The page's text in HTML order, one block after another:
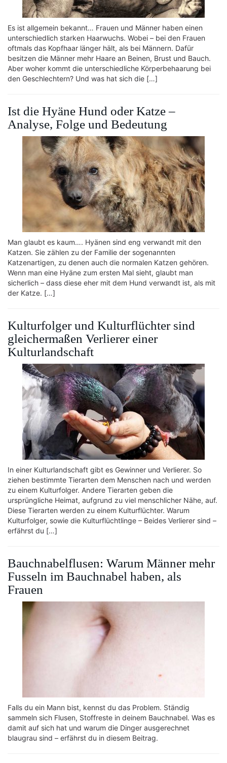
Es ist allgemein bekannt… Frauen und Männer haben einen
unterschiedlich starken Haarwuchs. Wobei – bei den Frauen
oftmals das Kopfhaar länger hält, als bei Männern. Dafür
besitzen die Männer mehr Haare an Beinen, Brust und Bauch.
Aber woher kommt die unterschiedliche Körperbehaarung bei
den Geschlechtern? Und was hat sich die […]
Ist die Hyäne Hund oder Katze –
Analyse, Folge und Bedeutung
Man glaubt es kaum…. Hyänen sind eng verwandt mit den
Katzen. Sie zählen zu der Familie der sogenannten
Katzenartigen, zu denen auch die normalen Katzen gehören.
Wenn man eine Hyäne zum ersten Mal sieht, glaubt man
sicherlich – dass diese eher mit dem Hund verwandt ist, als mit
der Katze. […]
Kulturfolger und Kulturflüchter sind
gleichermaßen Verlierer einer
Kulturlandschaft
In einer Kulturlandschaft gibt es Gewinner und Verlierer. So
ziehen bestimmte Tierarten dem Menschen nach und werden
zu einem Kulturfolger. Andere Tierarten geben die
ursprüngliche Heimat, aufgrund zu viel menschlicher Nähe, auf.
Diese Tierarten werden zu einem Kulturflüchter. Warum
Kulturfolger, sowie die Kulturflüchtlinge – Beides Verlierer sind –
erfährst du […]
Bauchnabelflusen: Warum Männer mehr
Fusseln im Bauchnabel haben, als
Frauen
Falls du ein Mann bist, kennst du das Problem. Ständig
sammeln sich Flusen, Stoffreste in deinem Bauchnabel. Was es
damit auf sich hat und warum die Dinger ausgerechnet
blaugrau sind – erfährst du in diesem Beitrag.